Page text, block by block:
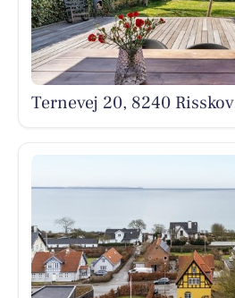
Ternevej 20, 8240 Risskov